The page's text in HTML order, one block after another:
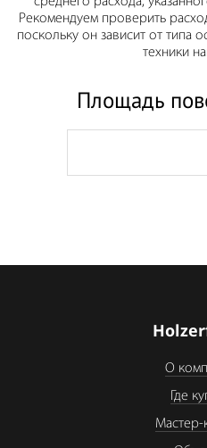
Рекомендуем проверить
поскольку он зависит от типа
техники
Площадь
О
Где
Мастер-